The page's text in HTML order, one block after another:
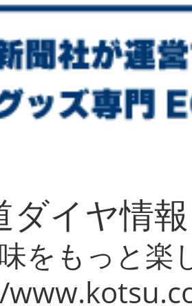
ダイヤ情
をもっと楽